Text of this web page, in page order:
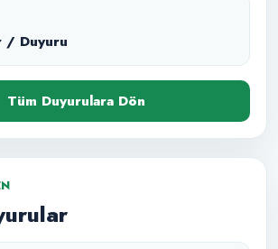
/ Duyuru
Tüm Duyurulara Dön